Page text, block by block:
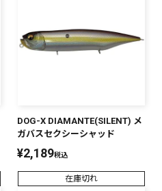
DOG-X DIAMANTE(SILENT) メ
ガバスセクシーシャッド
¥2,189税込
在庫切れ